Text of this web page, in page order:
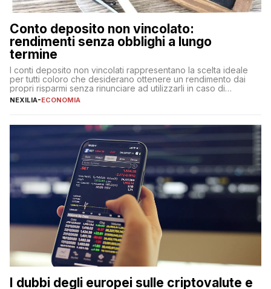
Conto deposito non vincolato:
rendimenti senza obblighi a lungo
termine
I conti deposito non vincolati rappresentano la scelta ideale
per tutti coloro che desiderano ottenere un rendimento dai
propri risparmi senza rinunciare ad utilizzarli in caso di
necessità. A differenza delle forme vincolate tradizionali,
flessibilità e rendimento. Come funzionano […]
NEXILIA-ECONOMIA
I dubbi degli europei sulle criptovalute e